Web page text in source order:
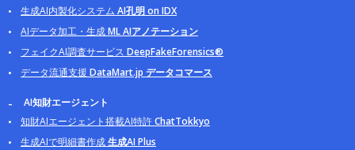
生成AI内製化システム AI孔明 on IDX
AIデータ加工・生成ML AIアノテーション
フェイクAI調査サービス DeepFakeForensics®
データ流通支援 DataMart.jp データコマース
AI知財エージェント
知財AIエージェント搭載AI特許ChatTokkyo
生成AIで明細書作成生成AI Plus